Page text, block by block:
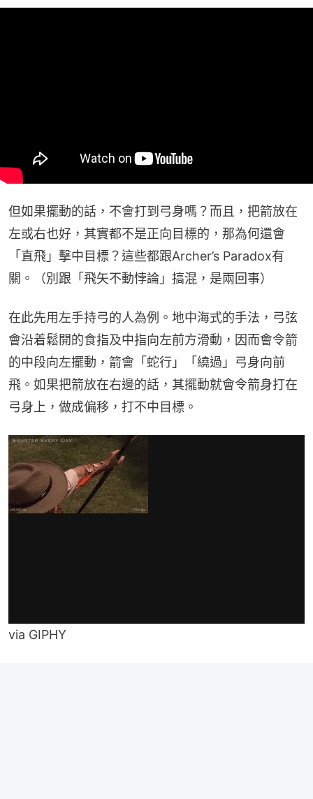
但如果擺動的話，不會打到弓身嗎？而且，把箭放在
左或右也好，其實都不是正向目標的，那為何還會
「直飛」擊中目標？這些都跟Archer’s Paradox有
關。（別跟「飛矢不動悖論」搞混，是兩回事）
在此先用左手持弓的人為例。地中海式的手法，弓弦
會沿着鬆開的食指及中指向左前方滑動，因而會令箭
的中段向左擺動，箭會「蛇行」「繞過」弓身向前
飛。如果把箭放在右邊的話，其擺動就會令箭身打在
弓身上，做成偏移，打不中目標。
via GIPHY